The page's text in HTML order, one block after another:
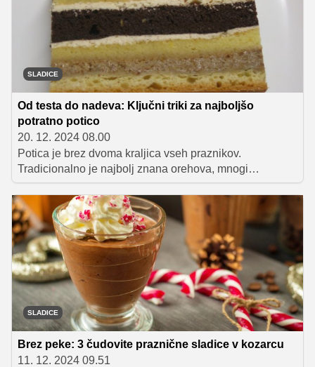
priljubljena italijanska sladica iz plasti piškotov in
kreme, ki je enostavna za pripravo in omogoča kopico
variacij ter možnosti postrežbe.
SLADICE
Od testa do nadeva: Ključni triki za najboljšo
potratno potico
20. 12. 2024 08.00
Potica je brez dvoma kraljica vseh praznikov.
Tradicionalno je najbolj znana orehova, mnogi
pripravljajo tudi pehtranovo, v zadnjih letih pa na
priljubljenosti vse bolj pridobiva potratna potica, ki je
najbolj sočna med vsemi sladicami te vrste. Čeprav jo
lahko kupite v vseh večjih trgovskih centrih, je najboljša
vsekakor tista, ki jo spečemo doma, zato smo pripravili
nekaj praktičnih nasvetov, s pomočjo katerih bo potratna
potica popoln okras vašega prazničnega omizja.
SLADICE
Brez peke: 3 čudovite praznične sladice v kozarcu
11. 12. 2024 09.51